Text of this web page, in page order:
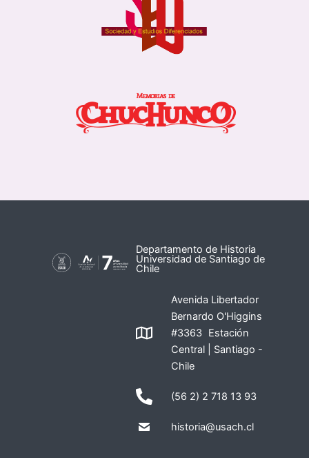
Departamento de Historia
Universidad de Santiago de
Chile
Avenida Libertador
Bernardo O'Higgins
#3363 Estación
Central | Santiago -
Chile
(56 2) 2 718 13 93
historia@usach.cl